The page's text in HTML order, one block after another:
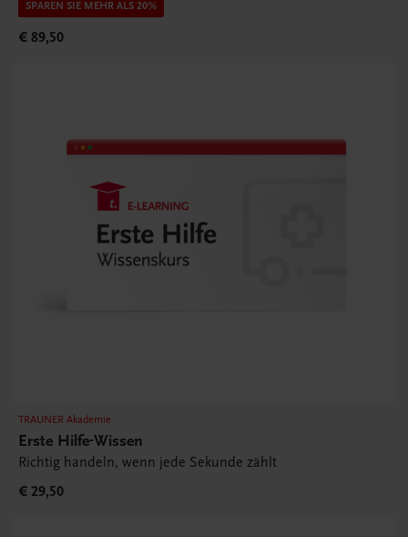
SPAREN SIE MEHR ALS 20%
€ 89,50
TRAUNER Akademie
Erste Hilfe-Wissen
Richtig handeln, wenn jede Sekunde zählt
€ 29,50